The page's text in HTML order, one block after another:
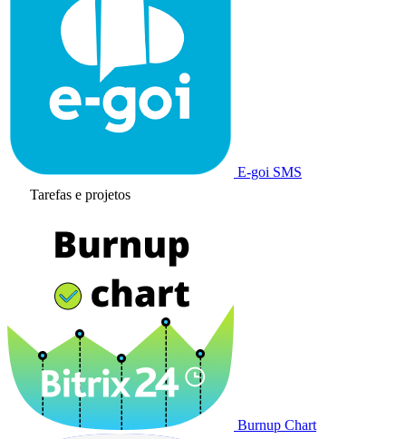
E-goi SMS
Tarefas e projetos
Burnup Chart